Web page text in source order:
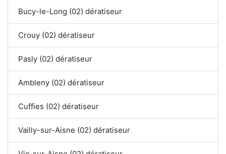
Bucy-le-Long (02) dératiseur
Crouy (02) dératiseur
Pasly (02) dératiseur
Ambleny (02) dératiseur
Cuffies (02) dératiseur
Vailly-sur-Aisne (02) dératiseur